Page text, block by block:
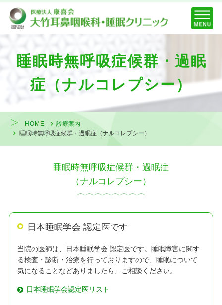
睡眠時無呼吸症候群・過眠
症（ナルコレプシー）
HOME
診療案内
睡眠時無呼吸症候群・過眠症（ナルコレプシー）
睡眠時無呼吸症候群・過眠症
（ナルコレプシー）
日本睡眠学会 認定医です
当院の医師は、日本睡眠学会 認定医です。睡眠障害に関す
る検査・診断・治療を行っておりますので、睡眠について
気になることなどありましたら、ご相談ください。
日本睡眠学会認定医リスト